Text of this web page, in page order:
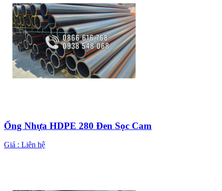
Ống Nhựa HDPE 280 Đen Sọc Cam
Giá : Liên hệ